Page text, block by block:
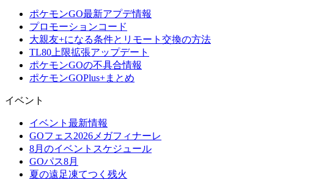
ポケモンGO最新アプデ情報
プロモーションコード
大親友+になる条件とリモート交換の方法
TL80上限拡張アップデート
ポケモンGOの不具合情報
ポケモンGOPlus+まとめ
イベント
イベント最新情報
GOフェス2026メガフィナーレ
8月のイベントスケジュール
GOパス8月
夏の遠足凍てつく残火